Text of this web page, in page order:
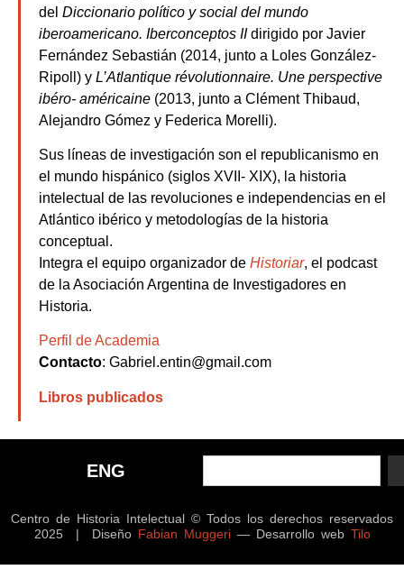
del Diccionario político y social del mundo
iberoamericano. Iberconceptos IIdirigido por Javier
Fernández Sebastián (2014, junto a Loles González-
Ripoll) y L’Atlantique révolutionnaire. Une perspective
ibéro- américaine (2013, junto a Clément Thibaud,
Alejandro Gómez y Federica Morelli).
Sus líneas de investigación son el republicanismo en
el mundo hispánico (siglos XVII- XIX), la historia
intelectual de las revoluciones e independencias en el
Atlántico ibérico y metodologías de la historia
conceptual.
Integra el equipo organizador de Historiar, el podcast
de la Asociación Argentina de Investigadores en
Historia.
Perfil de Academia
Contacto: Gabriel.entin@gmail.com
Libros publicados
ENG
Centro de Historia Intelectual © Todos los derechos reservados
2025 | Diseño Fabian Muggeri— Desarrollo web Tilo